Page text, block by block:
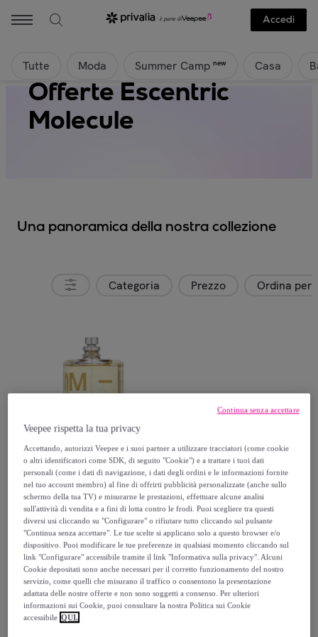
Accedi
Tutte Moda Summer Camp new Casa
Offerte Escentric
Molecule
Una panoramica della nostra collezione
Categoria Prezzo Ordina per
Escentric Molecule
ESCENTRIC MOLECULE - 03
Eau De Toilette - Unisex - 100
ML
Multicolore
101,60 €
135,00 € -24%
Acquisto rapido
Veepee rispetta la tua privacy
Accettando, autorizzi Veepee e i suoi partner a utilizzare tracciatori (come cookie
o altri identificatori come SDK, di seguito "Cookie") e a trattare i tuoi dati
personali (come i dati di navigazione, i dati degli ordini e le informazioni fornite
nel tuo account membro) al fine di offrirti pubblicità personalizzate (anche sullo
schermo della tua TV) e misurarne le prestazioni, effettuare alcune analisi
sull'attività di vendita e a fini di lotta contro le frodi. Puoi scegliere tra questi
diversi usi cliccando su "Configurare" o rifiutare tutto cliccando sul pulsante
"Continua senza accettare". Le tue scelte si applicano solo a questo browser e/o
dispositivo. Puoi modificare le tue preferenze in qualsiasi momento cliccando sul
link "Configurare" accessibile tramite il link "Informativa sulla privacy". Alcuni
Cookie depositati sono anche necessari per il corretto funzionamento del nostro
servizio, come quelli che misurano il traffico o consentono la presentazione
adattata delle nostre offerte e non sono soggetti a consenso. Per ulteriori
informazioni sui Cookie, puoi consultare la nostra Politica sui Cookie
accessibile QUI.
Continua senza accettare